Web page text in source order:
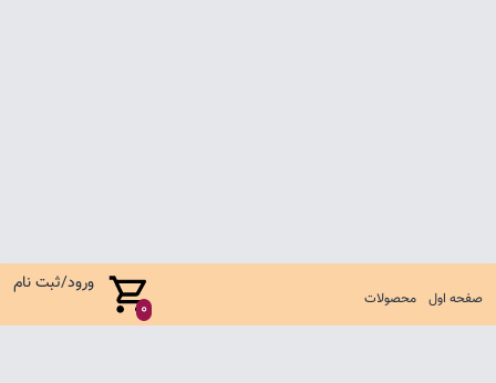
صفحه اول محصولات 0
ورود/ثبت نام